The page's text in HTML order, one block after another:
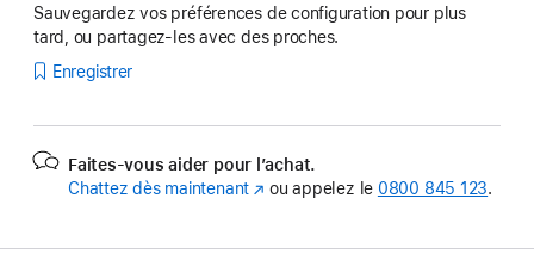
Sauvegardez vos préférences de configuration pour plus
tard, ou partagez-les avec des proches.
Enregistrer
Faites-vous aider pour l’achat.
Chattez dès maintenant (s’ouvre
ou appelez le 0800 845 123.